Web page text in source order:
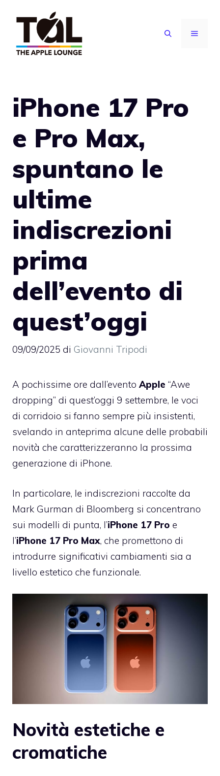
contenuto
MENU
iPhone 17 Pro
e Pro Max,
spuntano le
ultime
indiscrezioni
prima
dell’evento di
quest’oggi
09/09/2025 di Giovanni Tripodi
A pochissime ore dall’evento Apple “Awe
dropping” di quest’oggi 9 settembre, le voci
di corridoio si fanno sempre più insistenti,
svelando in anteprima alcune delle probabili
novità che caratterizzeranno la prossima
generazione di iPhone.
In particolare, le indiscrezioni raccolte da
Mark Gurman di Bloomberg si concentrano
sui modelli di punta, l’iPhone 17 Pro e
l’iPhone 17 Pro Max, che promettono di
introdurre significativi cambiamenti sia a
livello estetico che funzionale.
Novità estetiche e
cromatiche